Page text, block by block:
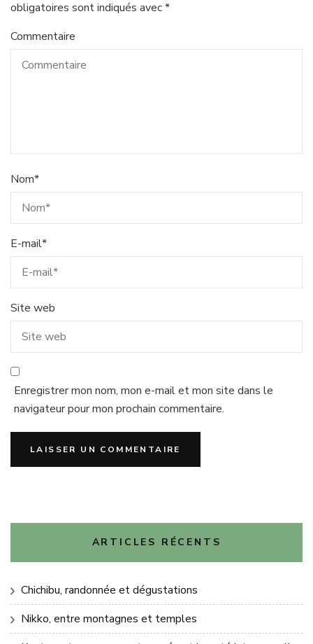
obligatoires sont indiqués avec*
Commentaire
Nom*
E-mail*
Site web
Enregistrer mon nom, mon e-mail et mon site dans le
navigateur pour mon prochain commentaire.
ARTICLES RÉCENTS
Chichibu, randonnée et dégustations
Nikko, entre montagnes et temples